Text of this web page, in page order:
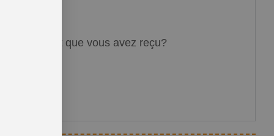
du lot que vous avez reçu?